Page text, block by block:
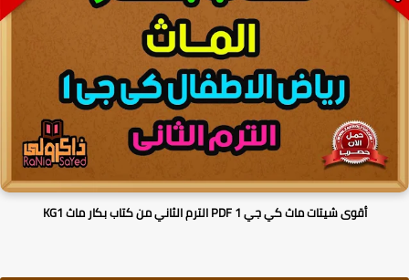
أقوى شيتات ماث كي جي 1 PDF الترم الثاني من كتاب بكار ماث KG1